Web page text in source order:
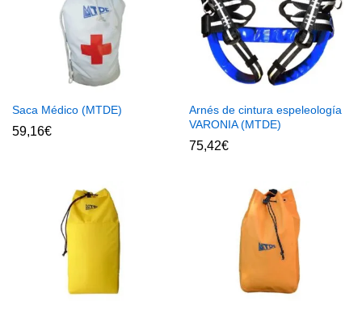
Saca Médico (MTDE)
59,16€
Arnés de cintura espeleología
VARONIA (MTDE)
75,42€